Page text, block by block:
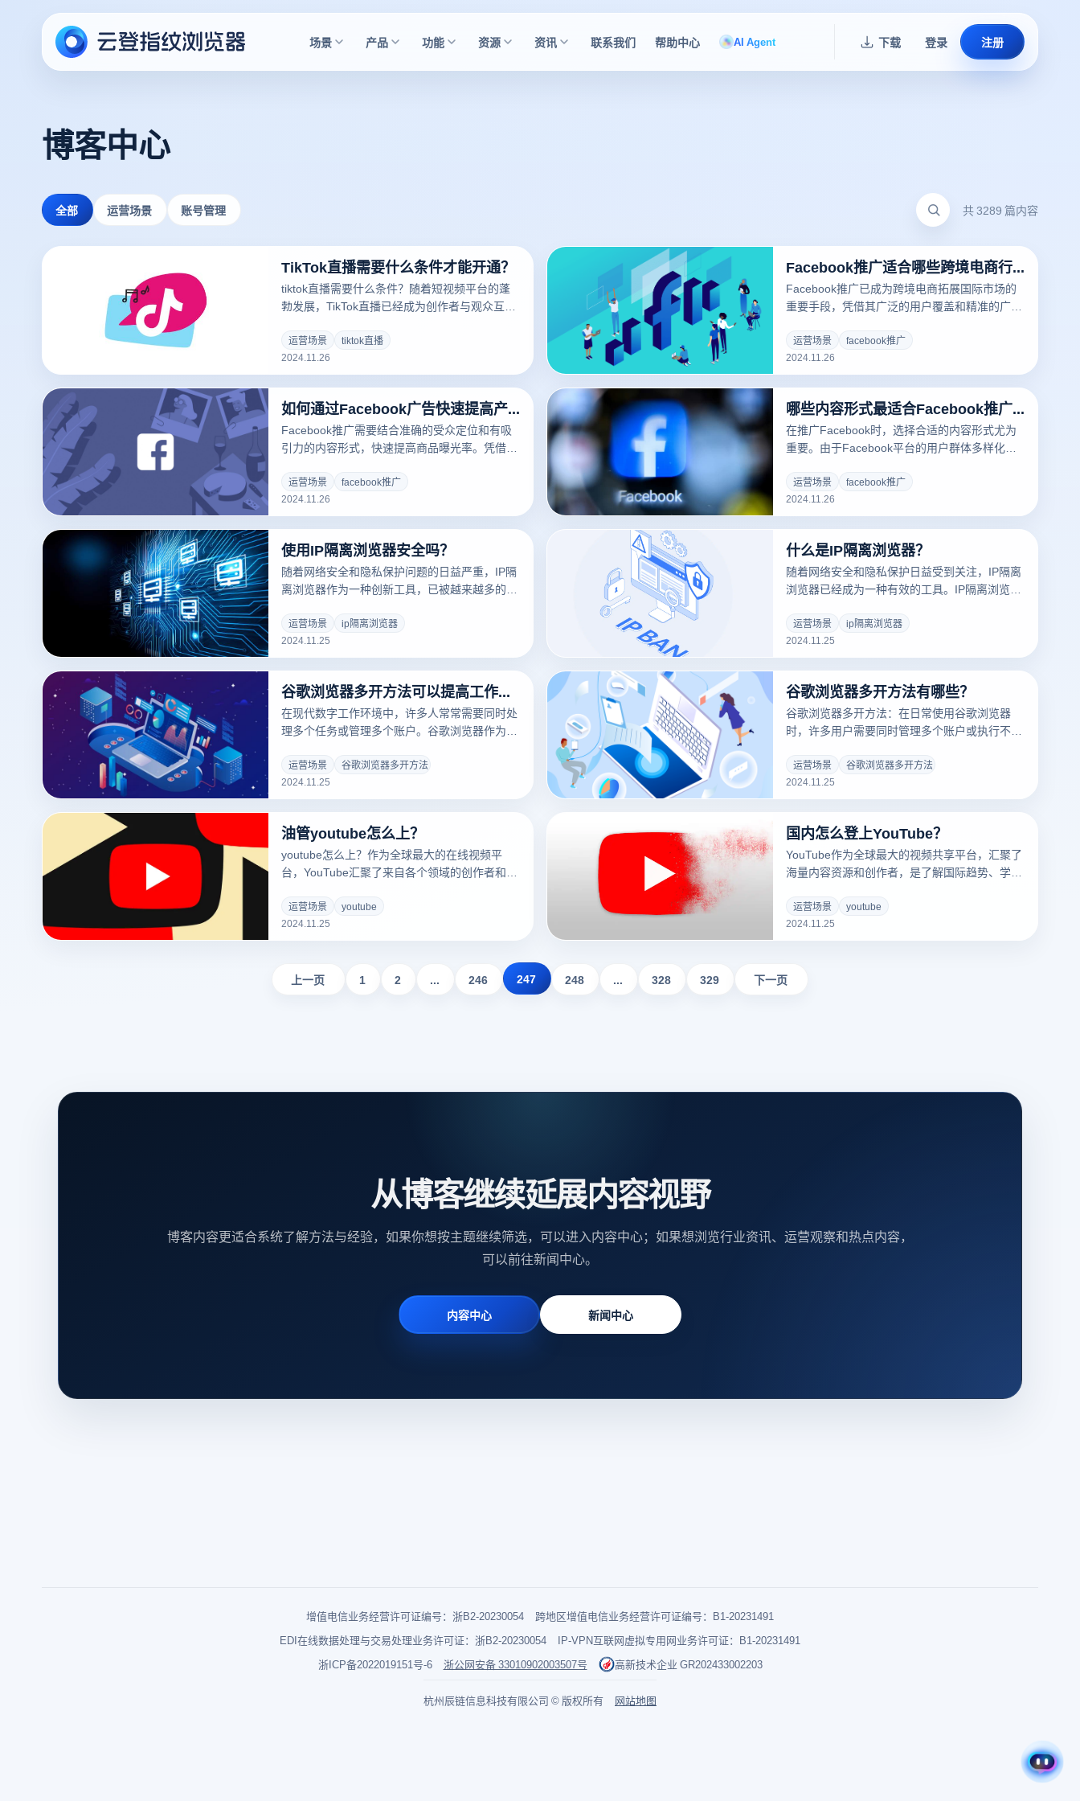
场景 产品 功能 资源 资讯 联系我们 帮助中心 AI Agent 下载 登录 注册
博客中心
全部 运营场景 账号管理 共 3289 篇内容
TikTok直播需要什么条件才能开通？
tiktok直播需要什么条件？随着短视频平台的蓬
勃发展，TikTok直播已经成为创作者与观众互
TikTok并不是为所有用户开放直播功能，客户需
要满足一定的条件才能开放直播权限。了解这些
条件和准备可以帮助你更快地开启TikTok直播之
运营场景
tiktok直播
2024.11.26
Facebook推广适合哪些跨境电商行业？
Facebook推广已成为跨境电商拓展国际市场的
重要手段，凭借其广泛的用户覆盖和精准的广告
不同行业在Facebook平台上的表现因受众特点
和内容形式的适配性而异。以下将分析
Facebook推广适合的跨境电商行业特点，为商
运营场景
facebook推广
2024.11.26
如何通过Facebook广告快速提高产品曝光率？
Facebook推广需要结合准确的受众定位和有吸
引力的内容形式，快速提高商品曝光率。凭借庞
台可以帮助广告商在短时间内达到目标用户群。
以下将讨论如何利用Facebook广告在广告策
略、内容优化和数据分析方面实现快速商品曝
运营场景
facebook推广
2024.11.26
哪些内容形式最适合Facebook推广？
在推广Facebook时，选择合适的内容形式尤为
重要。由于Facebook平台的用户群体多样化，
下是Facebook推广中几种突出的内容形式:
运营场景
facebook推广
2024.11.26
使用IP隔离浏览器安全吗？
随着网络安全和隐私保护问题的日益严重，IP隔
离浏览器作为一种创新工具，已被越来越多的用
器会话分配独立的IP地址和指纹信息，IP隔离浏
览器能有效防止多个账户或操作之间的关联，从
而降低隐私泄露的风险。那么，使用IP隔离浏览
并分析它在保护用户隐私方面的优势。
运营场景
ip隔离浏览器
2024.11.25
什么是IP隔离浏览器？
随着网络安全和隐私保护日益受到关注，IP隔离
浏览器已经成为一种有效的工具。IP隔离浏览器
地址的应用，避免多个账户或操作之间的相互关
联。这种浏览器能有效防止平台识别同一设备或
多个账户之间的关联，保护用户的隐私和安全，
容的领域具有重要意义。接下来，我们将探讨IP
隔离浏览器的工作原理及其应用场景。
运营场景
ip隔离浏览器
2024.11.25
谷歌浏览器多开方法可以提高工作效率吗？
在现代数字工作环境中，许多人常常需要同时处
理多个任务或管理多个账户。谷歌浏览器作为一
在同一设备上同步进行多个操作，从而显著提升
工作效率。通过谷歌浏览器的多开功能，用户可
以独立管理每个账户，避免相互干扰，尤其适用
场景。接下来，我们将探讨几种常见的谷歌浏览
器多开方法，以及它们如何帮助提高工作效率。
运营场景
谷歌浏览器多开方法
2024.11.25
谷歌浏览器多开方法有哪些？
谷歌浏览器多开方法：在日常使用谷歌浏览器
时，许多用户需要同时管理多个账户或执行不同
备上独立操作多个账户。谷歌浏览器提供了几种
方法来实现多开操作，帮助用户在一个设备上同
时进行多项任务或管理多个社交媒体账户。以下
运营场景
谷歌浏览器多开方法
2024.11.25
油管youtube怎么上？
youtube怎么上？作为全球最大的在线视频平
台，YouTube汇聚了来自各个领域的创作者和优
它已成为了解全球趋势和学习专业知识的重要平
台。然而，由于地理限制，国内用户无法直接访
问YouTube。为了绕过这些限制并顺利访问
YouTube，您需要一些技术手段和工具。以下是
一些常见的解决方案，可以帮助您高效、安全地
运营场景
youtube
2024.11.25
国内怎么登上YouTube？
YouTube作为全球最大的视频共享平台，汇聚了
海量内容资源和创作者，是了解国际趋势、学习
于地域限制，国内用户需要借助一定的方法才能
顺利访问YouTube。以下将介绍一些youtube怎
运营场景
youtube
2024.11.25
上一页 1 2 ... 246 247 248 ... 328 329 下一页
从博客继续延展内容视野
博客内容更适合系统了解方法与经验，如果你想按主题继续筛选，可以进入内容中心；如果想浏览行业资讯、运营观察和热点内容，
可以前往新闻中心。
内容中心 新闻中心
增值电信业务经营许可证编号：浙B2-20230054
跨地区增值电信业务经营许可证编号：B1-20231491
EDI在线数据处理与交易处理业务许可证：浙B2-20230054
IP-VPN互联网虚拟专用网业务许可证：B1-20231491
浙ICP备2022019151号-6
浙公网安备 33010902003507号 高新技术企业 GR202433002203
杭州辰链信息科技有限公司 © 版权所有 网站地图